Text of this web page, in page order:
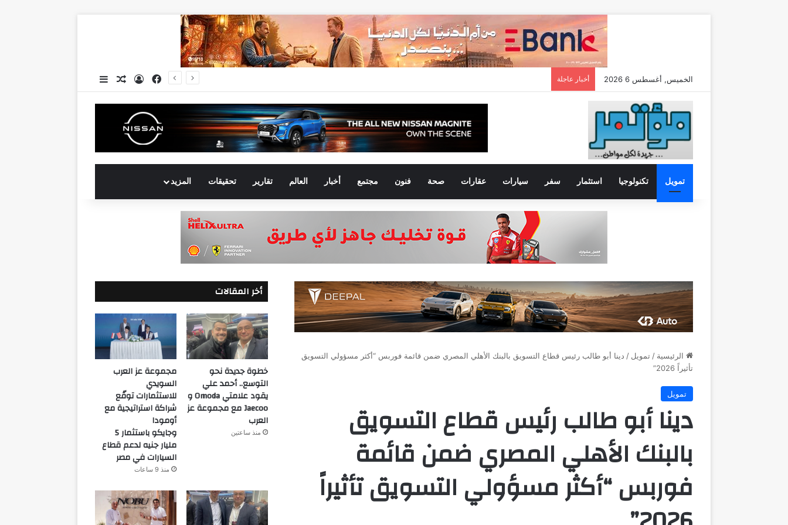
الخميس, أغسطس 6 2026 أخبار عاجلة فيسبوكتسجيل الدخول
مقال عشوائي
إضافة عمود جانبي
تمويل تكنولوجيا استثمار سفر سيارات عقارات صحة فنون مجتمع أخبار العالم تقارير تحقيقات المزيد
الرئيسية / تمويل / دينا أبو طالب رئيس قطاع التسويق بالبنك الأهلي المصري ضمن قائمة فوربس “أكثر مسؤولي التسويق
تأثيراً 2026”
تمويل
دينا أبو طالب رئيس قطاع التسويق
بالبنك الأهلي المصري ضمن قائمة
فوربس “أكثر مسؤولي التسويق تأثيراً
أخر المقالات
خطوة جديدة نحو
التوسع.. أحمد علي
يقود علامتي Omoda و
Jaecoo مع مجموعة عز
العرب
منذ ساعتين
مجموعة عز العرب
السويدي
للاستثمارات توقّع
شراكة استراتيجية مع
أومودا
وجايكو باستثمار 5
مليار جنيه لدعم قطاع
السيارات في مصر
منذ 9 ساعات